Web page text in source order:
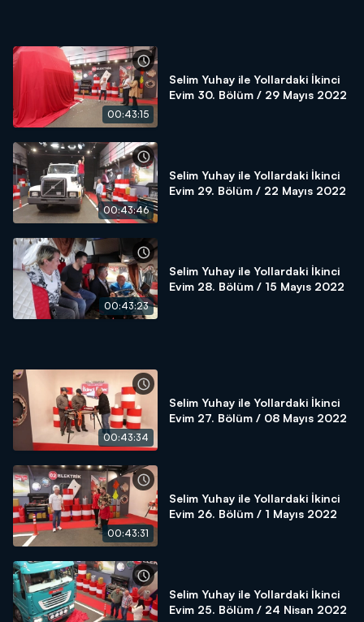
00:43:15
Selim Yuhay ile Yollardaki İkinci
Evim 30. Bölüm / 29 Mayıs 2022
00:43:46
Selim Yuhay ile Yollardaki İkinci
Evim 29. Bölüm / 22 Mayıs 2022
00:43:23
Selim Yuhay ile Yollardaki İkinci
Evim 28. Bölüm / 15 Mayıs 2022
00:43:34
Selim Yuhay ile Yollardaki İkinci
Evim 27. Bölüm / 08 Mayıs 2022
00:43:31
Selim Yuhay ile Yollardaki İkinci
Evim 26. Bölüm / 1 Mayıs 2022
Selim Yuhay ile Yollardaki İkinci
Evim 25. Bölüm / 24 Nisan 2022